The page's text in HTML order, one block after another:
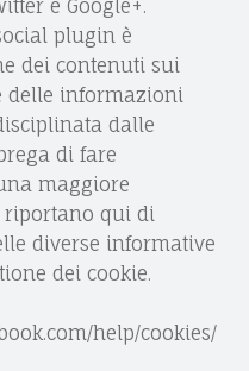
e Google+.
plugin è
dei contenuti sui
delle informazioni
dalle
di fare
maggiore
riportano qui di
diverse informative
dei cookie.
help/cookies/